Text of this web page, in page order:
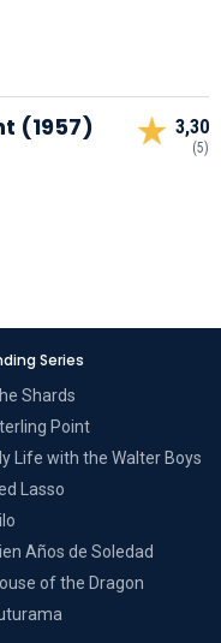
(1957) 3,30
(5)
Series
Shards
Point
Life with the Walter Boys
Lasso
Años de Soledad
of the Dragon